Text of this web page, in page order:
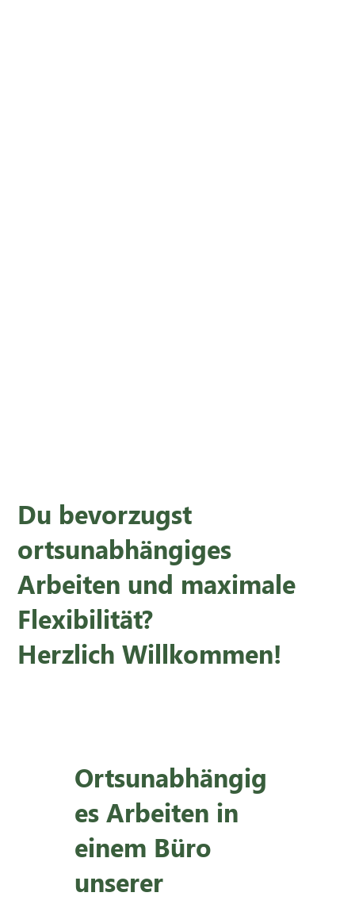
Ortsunabhängig
es Arbeiten in
einem Büro
unserer
Du bevorzugst
ortsunabhängiges
Arbeiten und maximale
Flexibilität?
Herzlich Willkommen!